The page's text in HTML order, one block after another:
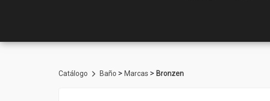
Catálogo Baño > Marcas > Bronzen